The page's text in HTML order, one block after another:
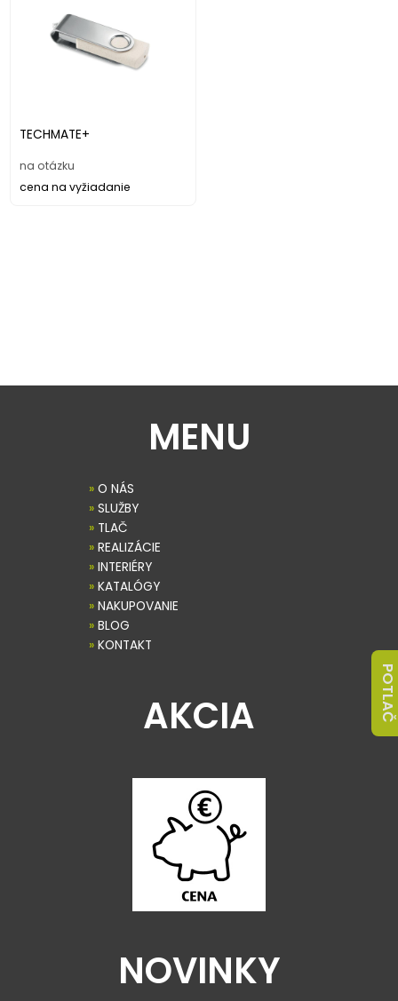
TECHMATE+
na otázku
cena na vyžiadanie
MENU
» O NÁS
» SLUŽBY
» TLAČ
» REALIZÁCIE
» INTERIÉRY
» KATALÓGY
» NAKUPOVANIE
» BLOG
» KONTAKT
AKCIA
NOVINKY
POTLAČ